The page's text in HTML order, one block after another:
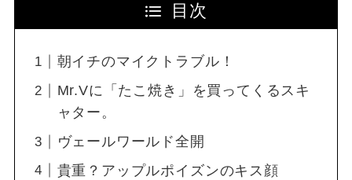
目次
朝イチのマイクトラブル！
Mr.Vに「たこ焼き」を買ってくるスキ
ャター。
ヴェールワールド全開
貴重？アップルポイズンのキス顔